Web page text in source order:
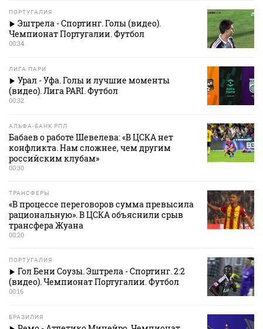
ПОРТУГАЛИЯ
Эштрела - Спортинг. Голы (видео).
Чемпионат Португалии. Футбол
00:34
ЛИГА ПАРИ
Урал - Уфа. Голы и лучшие моменты
(видео). Лига PARI. Футбол
00:32
АЛЬФА-БАНК РПЛ
Бабаев о работе Шевелева: «В ЦСКА нет
конфликта. Нам сложнее, чем другим
российским клубам»
00:30
ТРАНСФЕРЫ
«В процессе переговоров сумма превысила
рациональную». В ЦСКА объяснили срыв
трансфера Жуана
00:20
ПОРТУГАЛИЯ
Гол Бени Соузы. Эштрела - Спортинг. 2:2
(видео). Чемпионат Португалии. Футбол
00:16
БРАЗИЛИЯ